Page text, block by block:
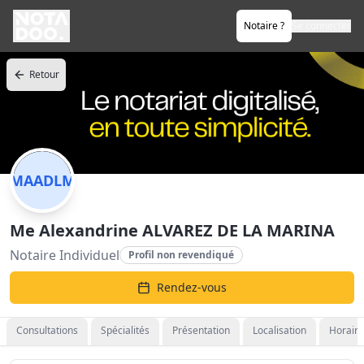
Notaire ?
Retour
MAADLM
Me Alexandrine ALVAREZ DE LA MARINA
Notaire Individuel Profil non revendiqué
Rendez-vous
Consultations Spécialités Présentation Localisation